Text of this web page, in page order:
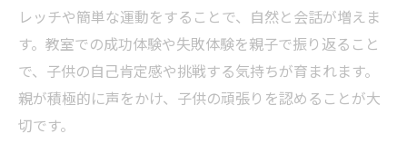
レッチや簡単な運動をすることで、自然と会話が増えま
す。教室での成功体験や失敗体験を親子で振り返ること
で、子供の自己肯定感や挑戦する気持ちが育まれます。
親が積極的に声をかけ、子供の頑張りを認めることが大
切です。